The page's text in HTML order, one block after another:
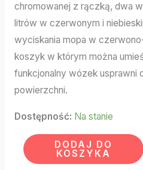
chromowanej z rączką, dwa
litrów w czerwonym i
wyciskania mopa w
koszyk w którym można
funkcjonalny wózek usprawni
powierzchni.
Dostępność: Na stanie
DODAJ DO
KOSZYKA